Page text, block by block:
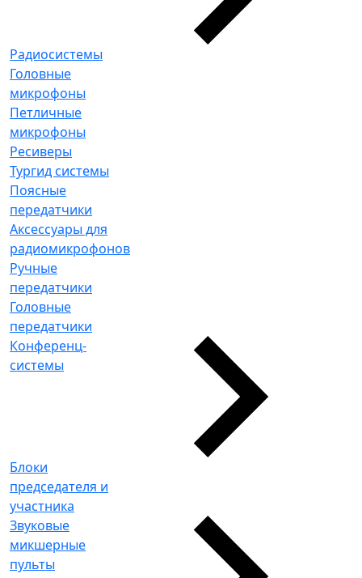
Радиосистемы
Головные
микрофоны
Петличные
микрофоны
Ресиверы
Тургид системы
Поясные
передатчики
Аксессуары для
радиомикрофонов
Ручные
передатчики
Головные
передатчики
Конференц-
системы
Блоки
председателя и
участника
Звуковые
микшерные
пульты